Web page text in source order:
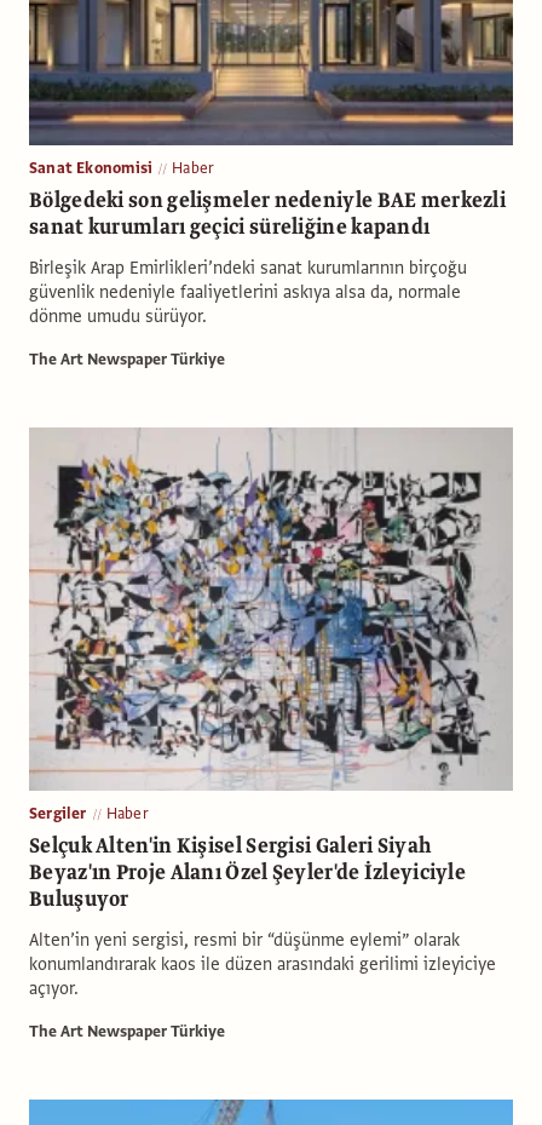
Sanat Ekonomisi Haber
Bölgedeki son gelişmeler nedeniyle BAE merkezli
sanat kurumları geçici süreliğine kapandı
Birleşik Arap Emirlikleri’ndeki sanat kurumlarının birçoğu
güvenlik nedeniyle faaliyetlerini askıya alsa da, normale
dönme umudu sürüyor.
The Art Newspaper Türkiye
Sergiler Haber
Selçuk Alten'in Kişisel Sergisi Galeri Siyah
Beyaz'ın Proje Alanı Özel Şeyler'de İzleyiciyle
Buluşuyor
Alten’in yeni sergisi, resmi bir “düşünme eylemi” olarak
konumlandırarak kaos ile düzen arasındaki gerilimi izleyiciye
açıyor.
The Art Newspaper Türkiye